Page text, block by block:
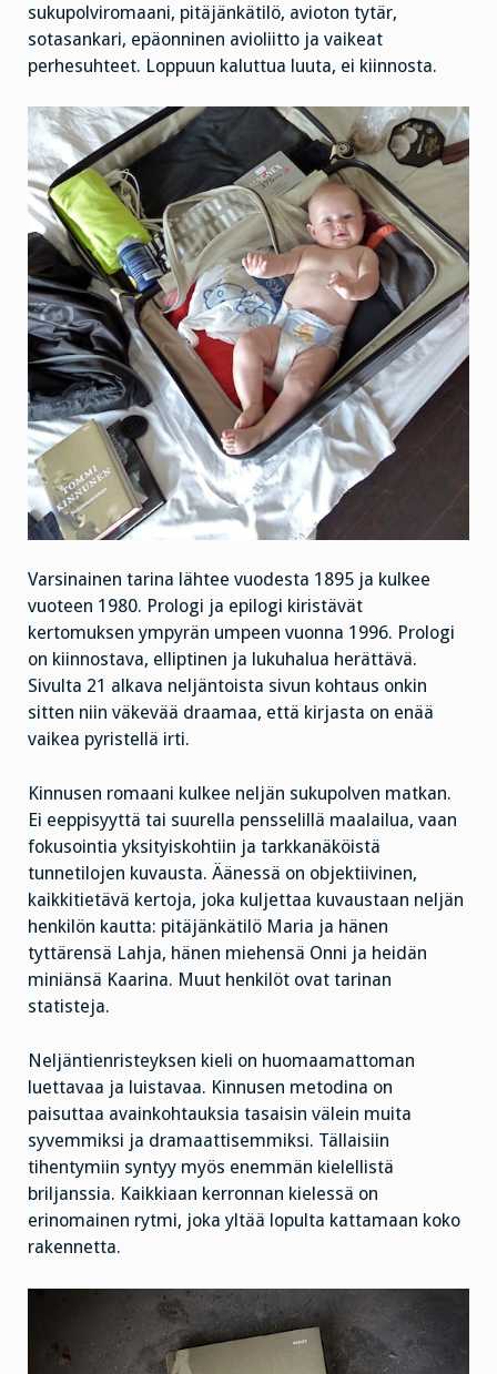
sukupolviromaani, pitäjänkätilö, avioton tytär,
sotasankari, epäonninen avioliitto ja vaikeat
perhesuhteet. Loppuun kaluttua luuta, ei kiinnosta.
Varsinainen tarina lähtee vuodesta 1895 ja kulkee
vuoteen 1980. Prologi ja epilogi kiristävät
kertomuksen ympyrän umpeen vuonna 1996. Prologi
on kiinnostava, elliptinen ja lukuhalua herättävä.
Sivulta 21 alkava neljäntoista sivun kohtaus onkin
sitten niin väkevää draamaa, että kirjasta on enää
vaikea pyristellä irti.
Kinnusen romaani kulkee neljän sukupolven matkan.
Ei eeppisyyttä tai suurella pensselillä maalailua, vaan
fokusointia yksityiskohtiin ja tarkkanäköistä
tunnetilojen kuvausta. Äänessä on objektiivinen,
kaikkitietävä kertoja, joka kuljettaa kuvaustaan neljän
henkilön kautta: pitäjänkätilö Maria ja hänen
tyttärensä Lahja, hänen miehensä Onni ja heidän
miniänsä Kaarina. Muut henkilöt ovat tarinan
statisteja.
Neljäntienristeyksen kieli on huomaamattoman
luettavaa ja luistavaa. Kinnusen metodina on
paisuttaa avainkohtauksia tasaisin välein muita
syvemmiksi ja dramaattisemmiksi. Tällaisiin
tihentymiin syntyy myös enemmän kielellistä
briljanssia. Kaikkiaan kerronnan kielessä on
erinomainen rytmi, joka yltää lopulta kattamaan koko
rakennetta.